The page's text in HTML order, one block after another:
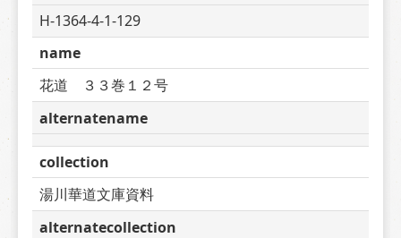
H-1364-4-1-129
name
花道　３３巻１２号
alternatename
collection
湯川華道文庫資料
alternatecollection